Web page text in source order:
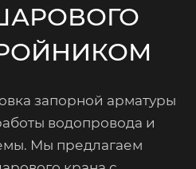
запорной арматуры
водопровода и
Мы предлагаем